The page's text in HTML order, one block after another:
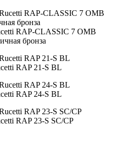
RAP-CLASSIC 7 OMB
бронза
RAP 21-S BL
RAP 24-S BL
RAP 23-S SC/CP